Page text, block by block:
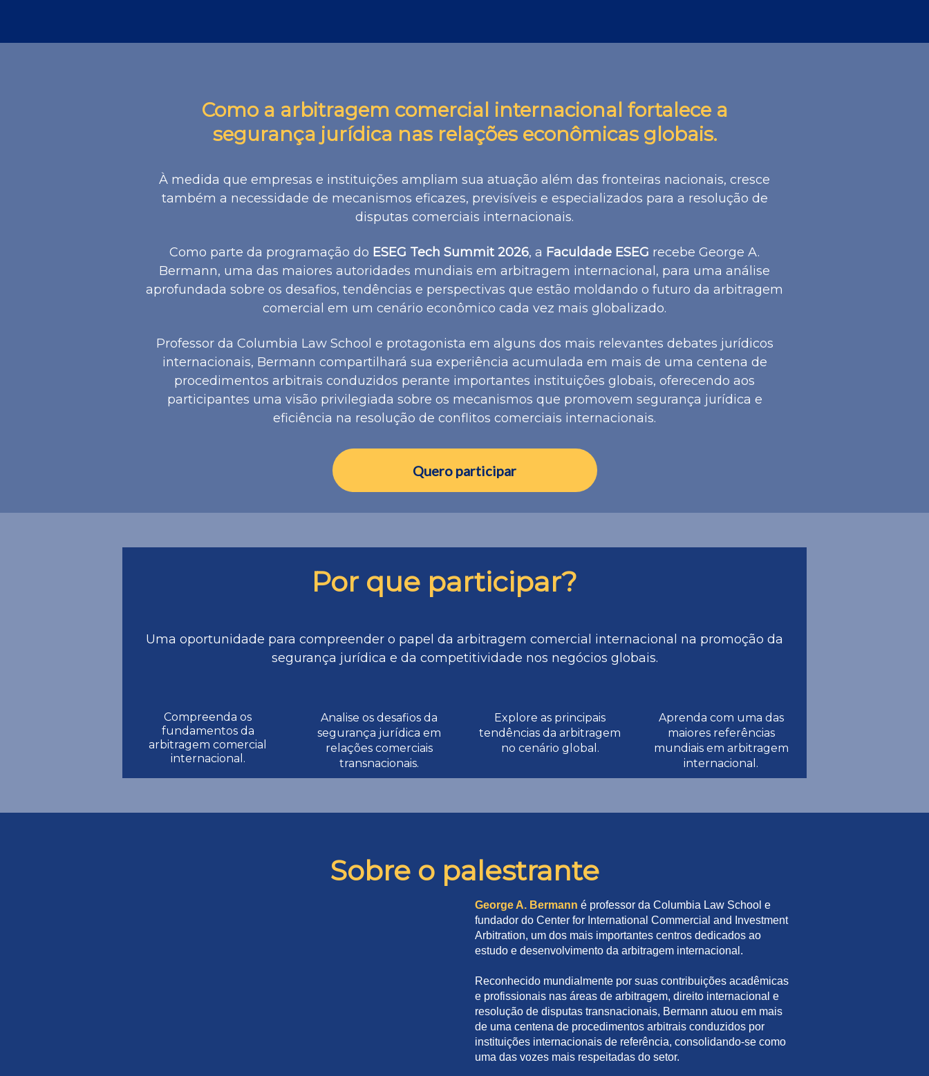
Como a arbitragem comercial internacional fortalece a
segurança jurídica nas relações econômicas globais.
À medida que empresas e instituições ampliam sua atuação além das fronteiras nacionais, cresce
também a necessidade de mecanismos eficazes, previsíveis e especializados para a resolução de
disputas comerciais internacionais.
Como parte da programação do ESEG Tech Summit 2026, a Faculdade ESEG recebe George A.
Bermann, uma das maiores autoridades mundiais em arbitragem internacional, para uma análise
aprofundada sobre os desafios, tendências e perspectivas que estão moldando o futuro da arbitragem
comercial em um cenário econômico cada vez mais globalizado.
Professor da Columbia Law School e protagonista em alguns dos mais relevantes debates jurídicos
internacionais, Bermann compartilhará sua experiência acumulada em mais de uma centena de
procedimentos arbitrais conduzidos perante importantes instituições globais, oferecendo aos
participantes uma visão privilegiada sobre os mecanismos que promovem segurança jurídica e
eficiência na resolução de conflitos comerciais internacionais.
Quero participar
Por que participar?
Uma oportunidade para compreender o papel da arbitragem comercial internacional na promoção da
segurança jurídica e da competitividade nos negócios globais.
Compreenda os
fundamentos da
arbitragem comercial
internacional.
Analise os desafios da
segurança jurídica em
relações comerciais
transnacionais.
Explore as principais
tendências da arbitragem
no cenário global.
Aprenda com uma das
maiores referências
mundiais em arbitragem
internacional.
Sobre o palestrante
George A. Bermann é professor da Columbia Law School e
fundador do Center for International Commercial and Investment
Arbitration, um dos mais importantes centros dedicados ao
estudo e desenvolvimento da arbitragem internacional.
Reconhecido mundialmente por suas contribuições acadêmicas
e profissionais nas áreas de arbitragem, direito internacional e
resolução de disputas transnacionais, Bermann atuou em mais
de uma centena de procedimentos arbitrais conduzidos por
instituições internacionais de referência, consolidando-se como
uma das vozes mais respeitadas do setor.